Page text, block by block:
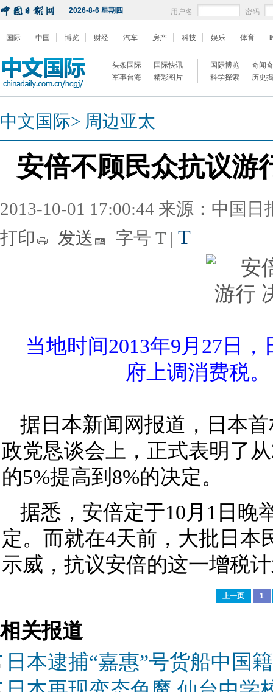
2026-8-6 星期四 用户名 密码
国际 中国 博览 财经 汽车 房产 科技 娱乐 体育
头条国际
国际快讯
军事台海
精彩图片
国际博览
奇闻
科学探索
历史
中文国际> 周边亚太
安倍不顾民众抗议游
2013-10-01 17:00:44 来源：中国日
打印
发送 字号 T | T
当地时间2013年9月27日
府上调消费税
据日本新闻网报道，日本
政党恳谈会上，正式表明了
的5%提高到8%的决定。
据悉，安倍定于10月1日晚
定。而就在4天前，大批日本
示威，抗议安倍的这一增税
上一页 1
相关报道
日本逮捕“嘉惠”号货船中国